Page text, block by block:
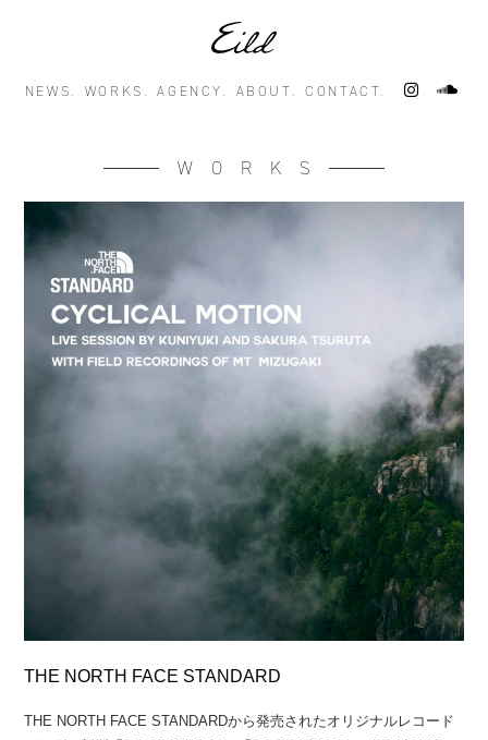
NEWS. WORKS. AGENCY. ABOUT. CONTACT.
WORKS
THE NORTH FACE STANDARD
THE NORTH FACE STANDARDから発売されたオリジナルレコード